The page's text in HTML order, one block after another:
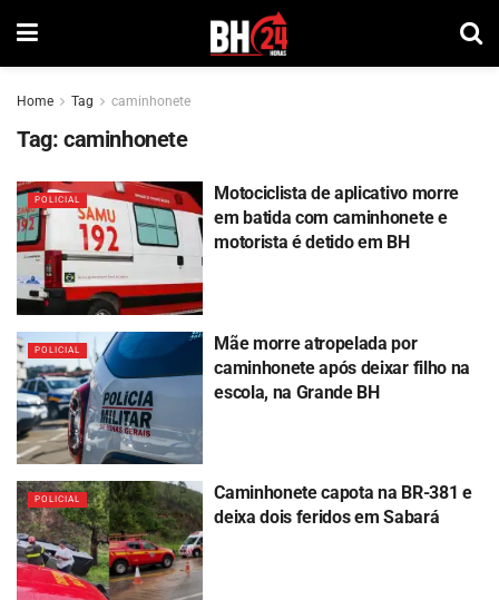
Home Tag caminhonete
Tag: caminhonete
POLICIAL
Motociclista de aplicativo morre
em batida com caminhonete e
motorista é detido em BH
POLICIAL
Mãe morre atropelada por
caminhonete após deixar filho na
escola, na Grande BH
POLICIAL
Caminhonete capota na BR-381 e
deixa dois feridos em Sabará